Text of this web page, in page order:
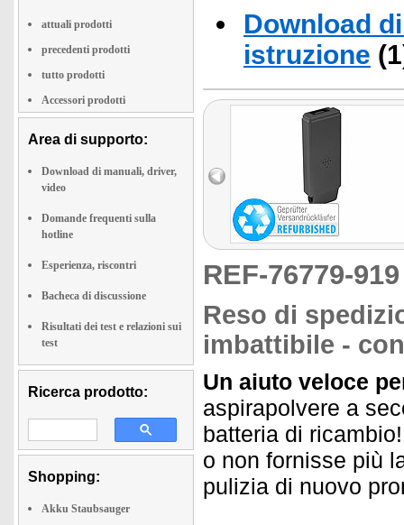
attuali prodotti
precedenti prodotti
tutto prodotti
Accessori prodotti
Area di supporto:
Download di manuali, driver,
video
Domande frequenti sulla
hotline
Esperienza, riscontri
Bacheca di discussione
Risultati dei test e relazioni sui
test
Ricerca prodotto:
Shopping:
Akku Staubsauger
Download
istruzione
REF-76779-
Reso di
imbattibile -
Un aiuto veloce
aspirapolvere a
batteria di
o non fornisse più
pulizia di nuovo